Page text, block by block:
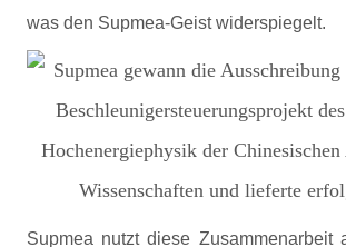
was den Supmea-Geist widerspiegelt.
Supmea nutzt diese Zusammenarbeit